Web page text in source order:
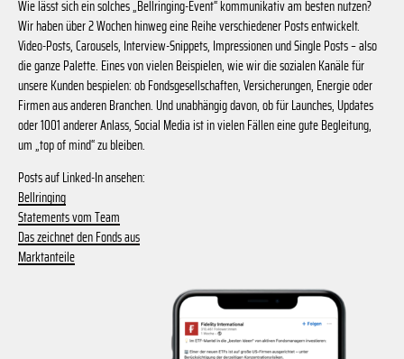
Wie lässt sich ein solches „Bellringing-Event“ kommunikativ am besten nutzen?
Wir haben über 2 Wochen hinweg eine Reihe verschiedener Posts entwickelt.
Video-Posts, Carousels, Interview-Snippets, Impressionen und Single Posts – also
die ganze Palette. Eines von vielen Beispielen, wie wir die sozialen Kanäle für
unsere Kunden bespielen: ob Fondsgesellschaften, Versicherungen, Energie oder
Firmen aus anderen Branchen. Und unabhängig davon, ob für Launches, Updates
oder 1001 anderer Anlass, Social Media ist in vielen Fällen eine gute Begleitung,
um „top of mind“ zu bleiben.
Posts auf Linked-In ansehen:
Bellringing
Statements vom Team
Das zeichnet den Fonds aus
Marktanteile